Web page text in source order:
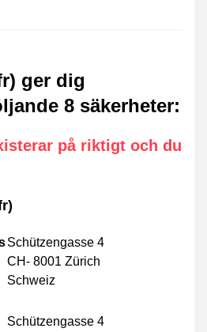
ger dig
8 säkerheter:
på riktigt och du
Schützengasse 4
CH- 8001 Zürich
Schweiz
Schützengasse 4